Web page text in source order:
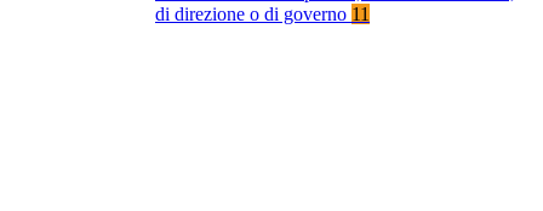
di direzione o di governo 11